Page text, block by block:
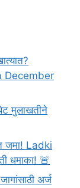
December
मुलाखतीने
जमा! Ladki
धमाका! 🚨
अर्ज